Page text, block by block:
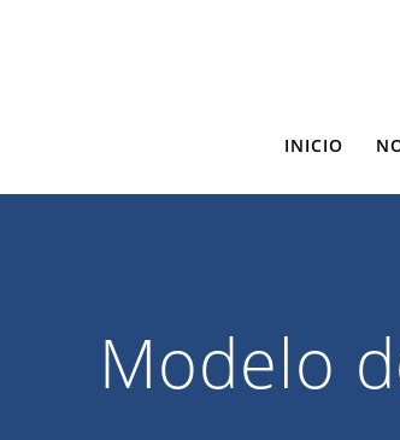
INICIO
Modelo